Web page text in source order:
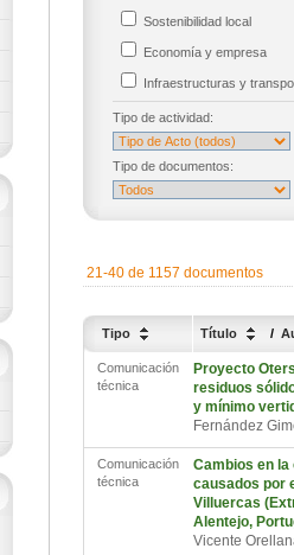
Sostenibilidad local
Economía y empresa
Infraestructuras y
Tipo de actividad:
Tipo de documentos:
21-40 de 1157 documentos
Tipo Título /
Comunicación
técnica
Proyecto
residuos
y mínimo
Fernández
Comunicación
técnica
Cambios en
causados por
Villuercas
Alentejo,
Vicente